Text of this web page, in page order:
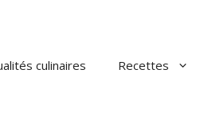
culinaires Recettes